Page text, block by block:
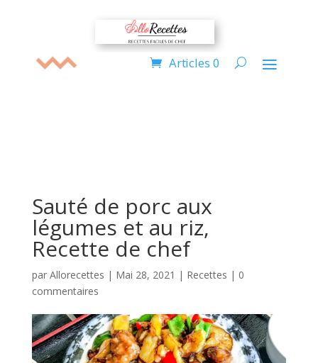
Articles 0
Sauté de porc aux
légumes et au riz,
Recette de chef
par Allorecettes | Mai 28, 2021 | Recettes | 0
commentaires